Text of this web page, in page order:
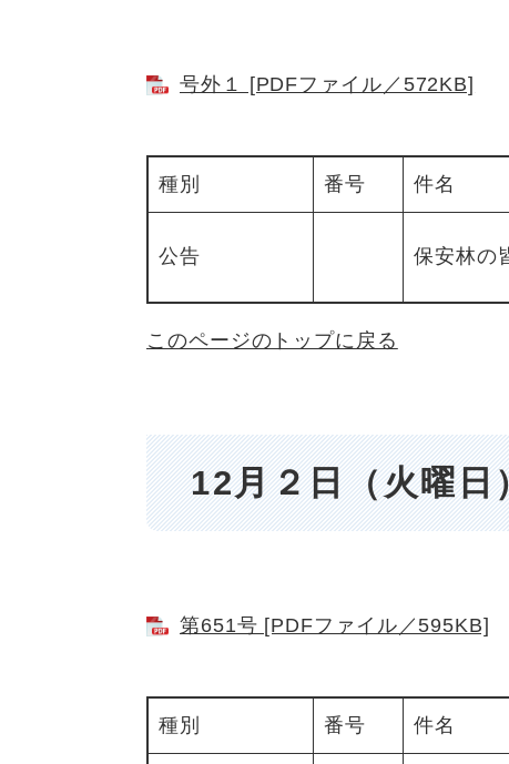
号外１ [PDFファイル／572KB]
種別 番号 件名
公告 保安林の
このページのトップに戻る
12月２日（火曜日
第651号 [PDFファイル／595KB]
種別 番号 件名